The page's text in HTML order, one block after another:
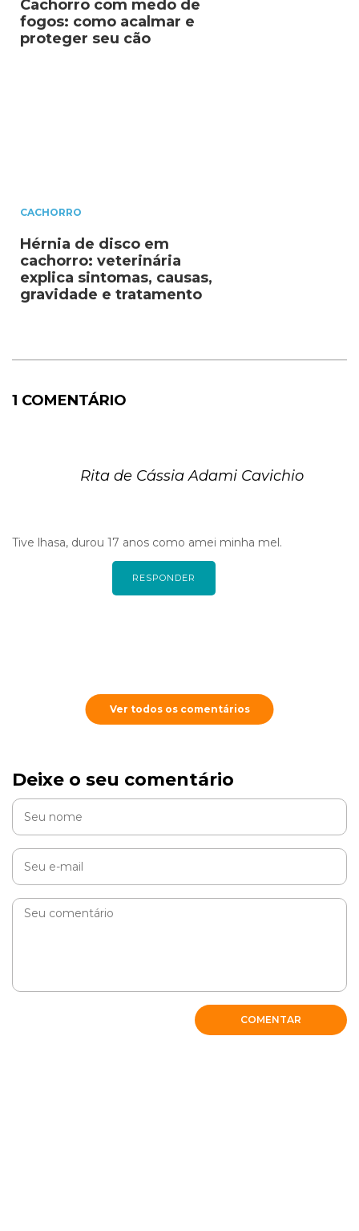
Cachorro com medo de
fogos: como acalmar e
proteger seu cão
CACHORRO
Hérnia de disco em
cachorro: veterinária
explica sintomas, causas,
gravidade e tratamento
1 COMENTÁRIO
Rita de Cássia Adami Cavichio
Tive lhasa, durou 17 anos como amei minha mel.
RESPONDER
Ver todos os comentários
Deixe o seu comentário
COMENTAR